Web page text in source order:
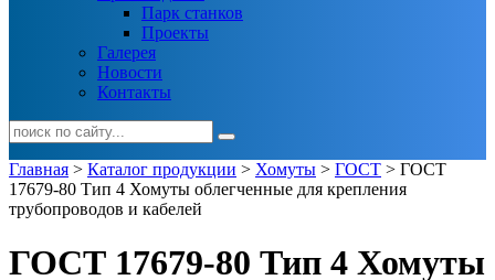
Парк станков
Проекты
Галерея
Новости
Контакты
Главная > Каталог продукции > Хомуты > ГОСТ > ГОСТ
17679-80 Тип 4 Хомуты облегченные для крепления
трубопроводов и кабелей
ГОСТ 17679-80 Тип 4 Хомуты